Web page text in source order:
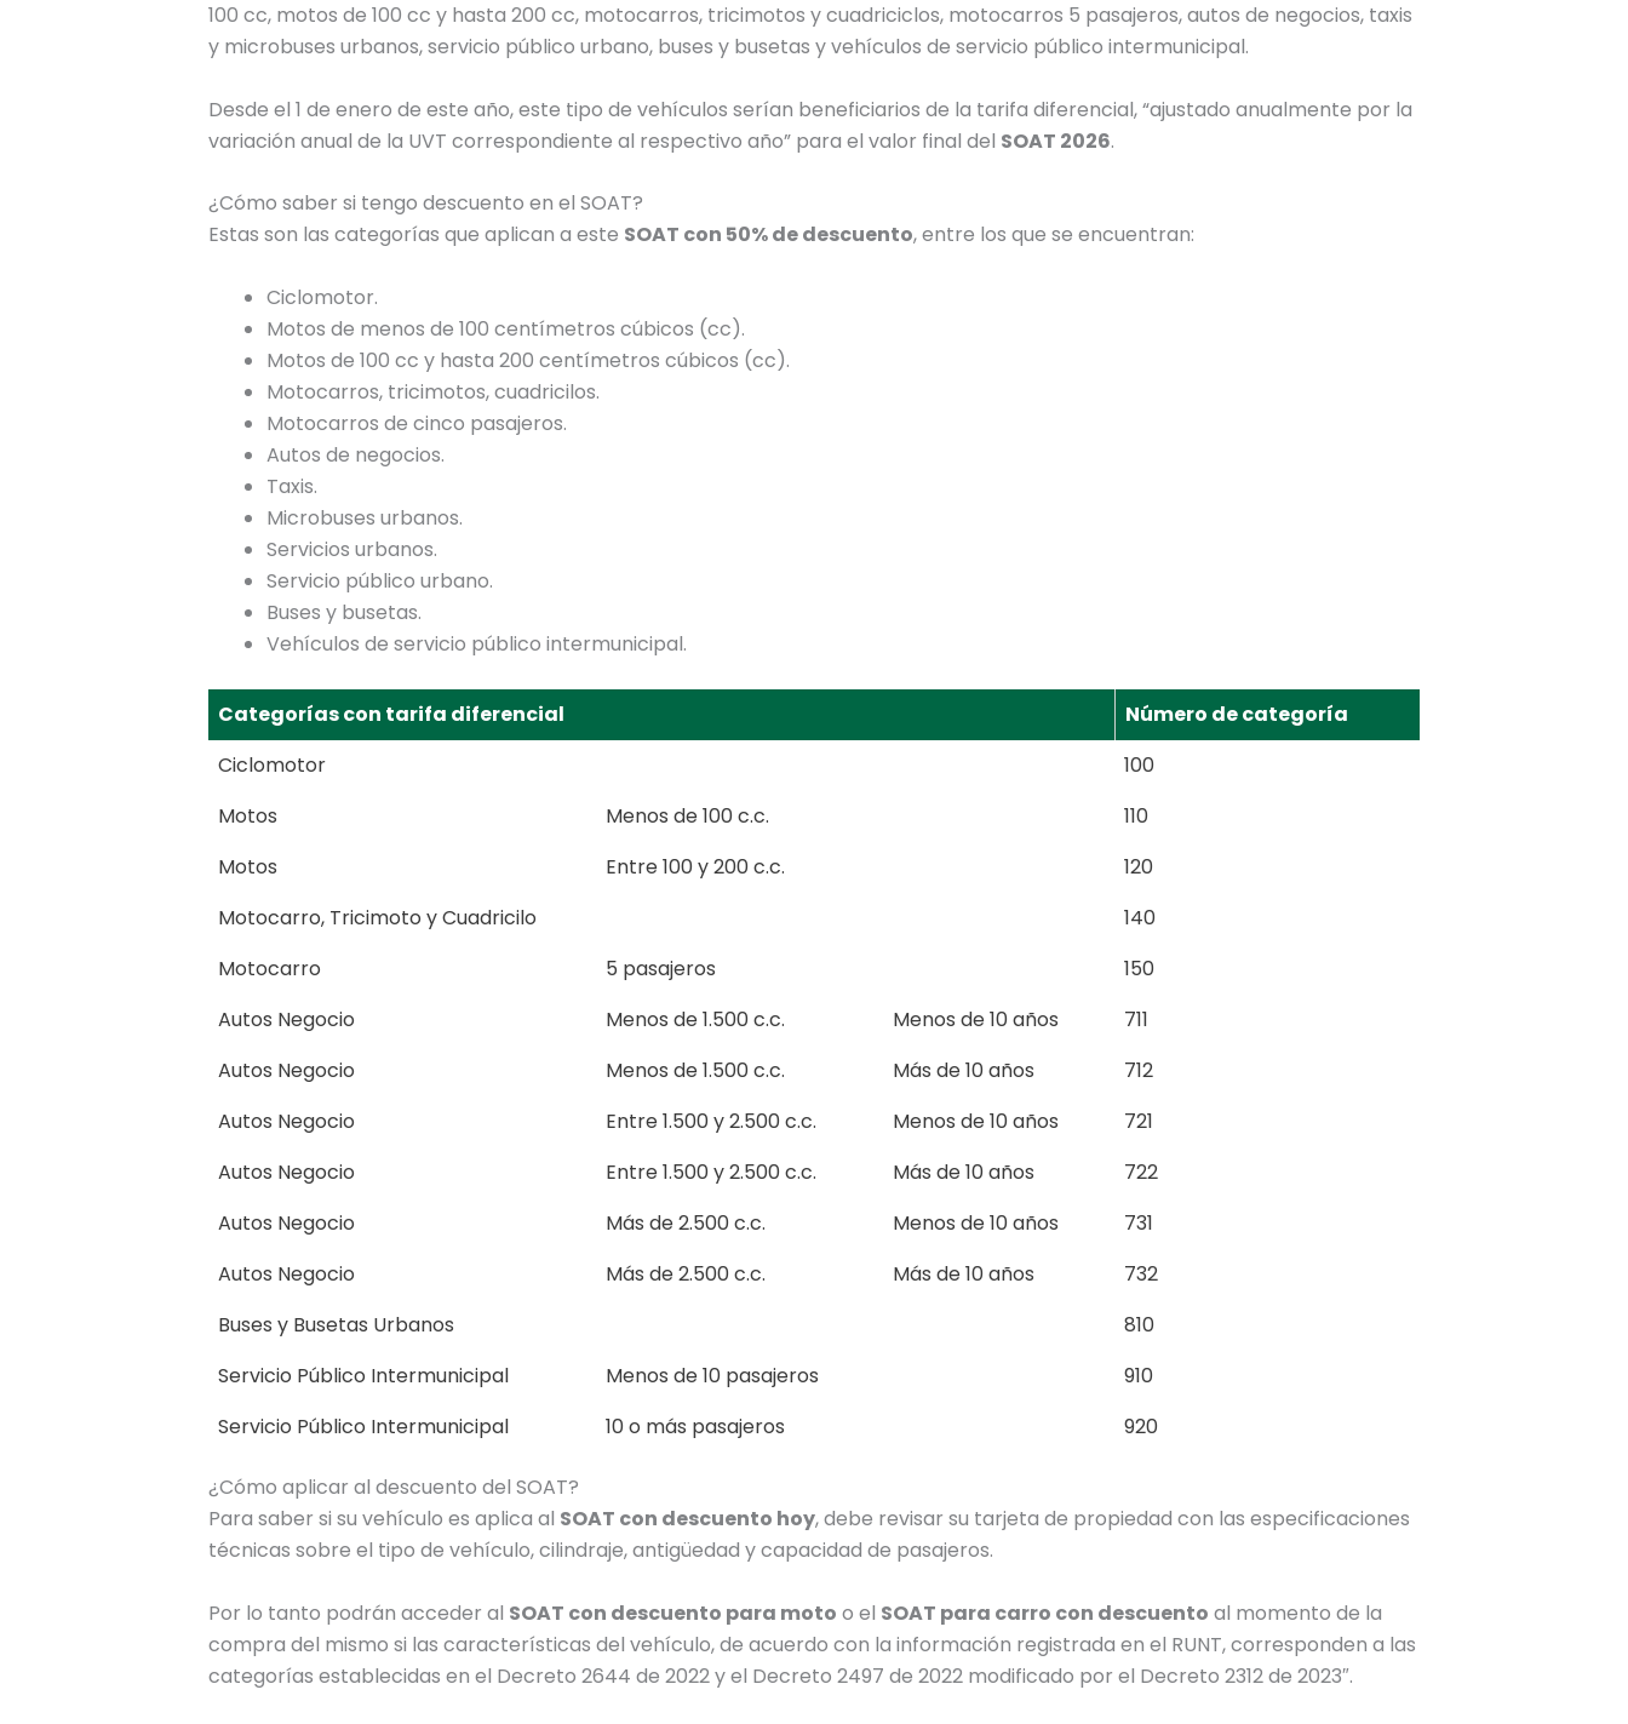
100 cc, motos de 100 cc y hasta 200 cc, motocarros, tricimotos y cuadriciclos, motocarros 5 pasajeros, autos de negocios, taxis
y microbuses urbanos, servicio público urbano, buses y busetas y vehículos de servicio público intermunicipal.
Desde el 1 de enero de este año, este tipo de vehículos serían beneficiarios de la tarifa diferencial, “ajustado anualmente por la
variación anual de la UVT correspondiente al respectivo año” para el valor final del SOAT 2026.
¿Cómo saber si tengo descuento en el SOAT?
Estas son las categorías que aplican a este SOAT con 50% de descuento, entre los que se encuentran:
Ciclomotor.
Motos de menos de 100 centímetros cúbicos (cc).
Motos de 100 cc y hasta 200 centímetros cúbicos (cc).
Motocarros, tricimotos, cuadricilos.
Motocarros de cinco pasajeros.
Autos de negocios.
Taxis.
Microbuses urbanos.
Servicios urbanos.
Servicio público urbano.
Buses y busetas.
Vehículos de servicio público intermunicipal.
Categorías con tarifa diferencial
Número de categoría
Ciclomotor
100
Motos
Menos de 100 c.c.
110
Motos
Entre 100 y 200 c.c.
120
Motocarro, Tricimoto y Cuadricilo
140
Motocarro
5 pasajeros
150
Autos Negocio
Menos de 1.500 c.c. Menos de 10 años
711
Autos Negocio
Menos de 1.500 c.c. Más de 10 años
712
Autos Negocio
Entre 1.500 y 2.500 c.c. Menos de 10 años
721
Autos Negocio
Entre 1.500 y 2.500 c.c. Más de 10 años
722
Autos Negocio
Más de 2.500 c.c. Menos de 10 años
731
Autos Negocio
Más de 2.500 c.c. Más de 10 años
732
Buses y Busetas Urbanos
810
Servicio Público Intermunicipal
Menos de 10 pasajeros
910
Servicio Público Intermunicipal
10 o más pasajeros 920
¿Cómo aplicar al descuento del SOAT?
Para saber si su vehículo es aplica al SOAT con descuento hoy, debe revisar su tarjeta de propiedad con las especificaciones
técnicas sobre el tipo de vehículo, cilindraje, antigüedad y capacidad de pasajeros.
Por lo tanto podrán acceder al SOAT con descuento para moto o el SOAT para carro con descuento al momento de la
compra del mismo si las características del vehículo, de acuerdo con la información registrada en el RUNT, corresponden a las
categorías establecidas en el Decreto 2644 de 2022 y el Decreto 2497 de 2022 modificado por el Decreto 2312 de 2023″.